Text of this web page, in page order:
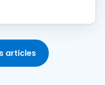
articles